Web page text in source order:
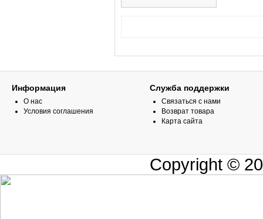
Информация
О нас
Условия соглашения
Служба поддержки
Связаться с нами
Возврат товара
Карта сайта
Copyright ©